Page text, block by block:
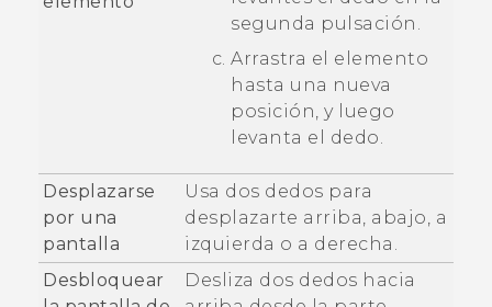
segunda pulsación.
Arrastra el elemento
hasta una nueva
posición, y luego
levanta el dedo.
Desplazarse
por una
pantalla
Usa dos dedos para
desplazarte arriba, abajo, a
izquierda o a derecha.
Desbloquear
Desliza dos dedos hacia